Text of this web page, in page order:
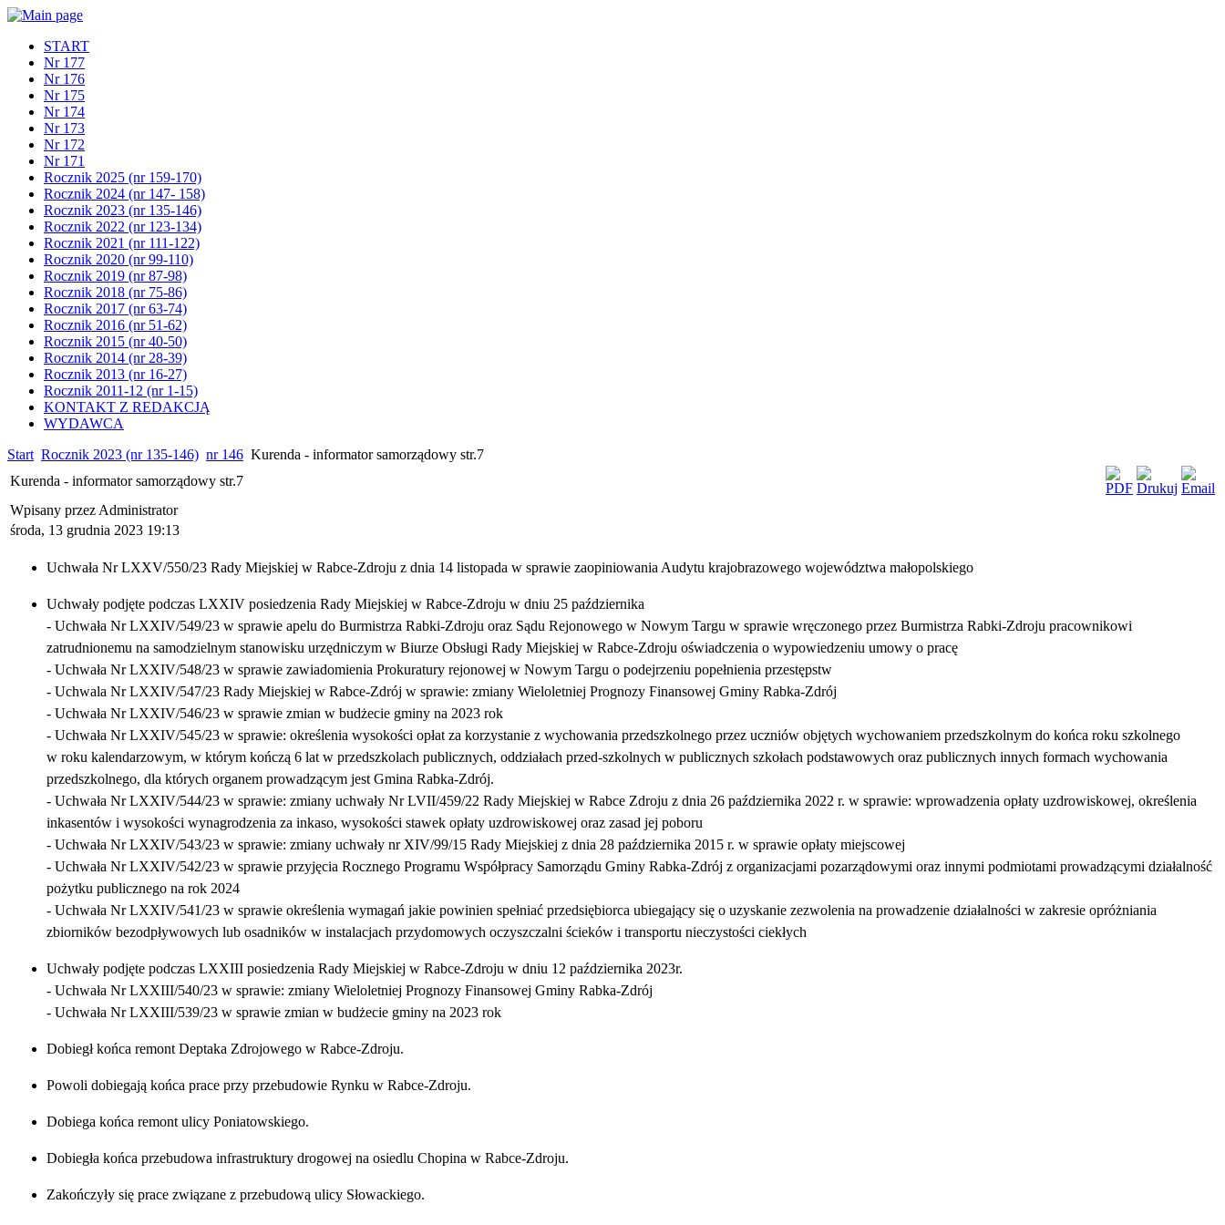
START
Nr 177
Nr 176
Nr 175
Nr 174
Nr 173
Nr 172
Nr 171
Rocznik 2025 (nr 159-170)
Rocznik 2024 (nr 147- 158)
Rocznik 2023 (nr 135-146)
Rocznik 2022 (nr 123-134)
Rocznik 2021 (nr 111-122)
Rocznik 2020 (nr 99-110)
Rocznik 2019 (nr 87-98)
Rocznik 2018 (nr 75-86)
Rocznik 2017 (nr 63-74)
Rocznik 2016 (nr 51-62)
Rocznik 2015 (nr 40-50)
Rocznik 2014 (nr 28-39)
Rocznik 2013 (nr 16-27)
Rocznik 2011-12 (nr 1-15)
KONTAKT Z REDAKCJĄ
WYDAWCA
Start Rocznik 2023 (nr 135-146) nr 146 Kurenda - informator samorządowy str.7
Kurenda - informator samorządowy str.7
Wpisany przez Administrator
środa, 13 grudnia 2023 19:13
Uchwała Nr LXXV/550/23 Rady Miejskiej w Rabce‑Zdroju z dnia 14 listopada w sprawie zaopiniowania Audytu krajobrazowego województwa małopolskiego
Uchwały podjęte podczas LXXIV posiedzenia Rady Miejskiej w Rabce-Zdroju w dniu 25 października
- Uchwała Nr LXXIV/549/23 w sprawie apelu do Burmistrza Rabki-Zdroju oraz Sądu Rejonowego w Nowym Targu w sprawie wręczonego przez Burmistrza Rabki-Zdroju pracownikowi
zatrudnionemu na samodzielnym stanowisku urzędniczym w Biurze Obsługi Rady Miejskiej w Rabce-Zdroju oświadczenia o wypowiedzeniu umowy o pracę
- Uchwała Nr LXXIV/548/23 w sprawie zawiadomienia Prokuratury rejonowej w Nowym Targu o podejrzeniu popełnienia przestępstw
- Uchwala Nr LXXIV/547/23 Rady Miejskiej w Rabce-Zdrój w sprawie: zmiany Wieloletniej Prognozy Finansowej Gminy Rabka-Zdrój
- Uchwała Nr LXXIV/546/23 w sprawie zmian w budżecie gminy na 2023 rok
- Uchwała Nr LXXIV/545/23 w sprawie: określenia wysokości opłat za korzystanie z wychowania przedszkolnego przez uczniów objętych wychowaniem przedszkolnym do końca roku szkolnego
w roku kalendarzowym, w którym kończą 6 lat w przedszkolach publicznych, oddziałach przed-szkolnych w publicznych szkołach podstawowych oraz publicznych innych formach wychowania
przedszkolnego, dla których organem prowadzącym jest Gmina Rabka-Zdrój.
- Uchwała Nr LXXIV/544/23 w sprawie: zmiany uchwały Nr LVII/459/22 Rady Miejskiej w Rabce Zdroju z dnia 26 października 2022 r. w sprawie: wprowadzenia opłaty uzdrowiskowej, określenia
inkasentów i wysokości wynagrodzenia za inkaso, wysokości stawek opłaty uzdrowiskowej oraz zasad jej poboru
- Uchwała Nr LXXIV/543/23 w sprawie: zmiany uchwały nr XIV/99/15 Rady Miejskiej z dnia 28 października 2015 r. w sprawie opłaty miejscowej
- Uchwała Nr LXXIV/542/23 w sprawie przyjęcia Rocznego Programu Współpracy Samorządu Gminy Rabka-Zdrój z organizacjami pozarządowymi oraz innymi podmiotami prowadzącymi działalność
pożytku publicznego na rok 2024
- Uchwała Nr LXXIV/541/23 w sprawie określenia wymagań jakie powinien spełniać przedsiębiorca ubiegający się o uzyskanie zezwolenia na prowadzenie działalności w zakresie opróżniania
zbiorników bezodpływowych lub osadników w instalacjach przydomowych oczyszczalni ścieków i transportu nieczystości ciekłych
Uchwały podjęte podczas LXXIII posiedzenia Rady Miejskiej w Rabce-Zdroju w dniu 12 października 2023r.
- Uchwała Nr LXXIII/540/23 w sprawie: zmiany Wieloletniej Prognozy Finansowej Gminy Rabka‑Zdrój
- Uchwała Nr LXXIII/539/23 w sprawie zmian w budżecie gminy na 2023 rok
Dobiegł końca remont Deptaka Zdrojowego w Rabce-Zdroju.
Powoli dobiegają końca prace przy przebudowie Rynku w Rabce-Zdroju.
Dobiega końca remont ulicy Poniatowskiego.
Dobiegła końca przebudowa infrastruktury drogowej na osiedlu Chopina w Rabce-Zdroju.
Zakończyły się prace związane z przebudową ulicy Słowackiego.